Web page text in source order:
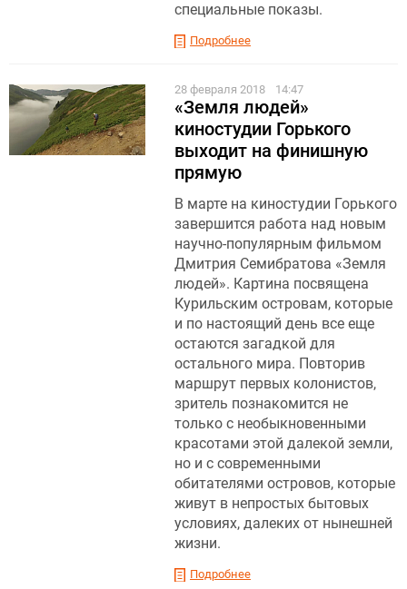
специальные показы.
Подробнее
28 февраля 2018 14:47
«Земля людей»
киностудии Горького
выходит на финишную
прямую
В марте на киностудии Горького
завершится работа над новым
научно-популярным фильмом
Дмитрия Семибратова «Земля
людей». Картина посвящена
Курильским островам, которые
и по настоящий день все еще
остаются загадкой для
остального мира. Повторив
маршрут первых колонистов,
зритель познакомится не
только с необыкновенными
красотами этой далекой земли,
но и с современными
обитателями островов, которые
живут в непростых бытовых
условиях, далеких от нынешней
жизни.
Подробнее